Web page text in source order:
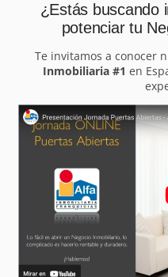
¿Estás buscando
potenciar tu
Te invitamos a conocer
Inmobiliaria #1 en